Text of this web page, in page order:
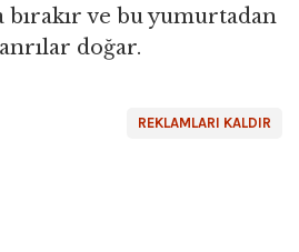
ve bu yumurtadan
doğar.
REKLAMLARI KALDIR